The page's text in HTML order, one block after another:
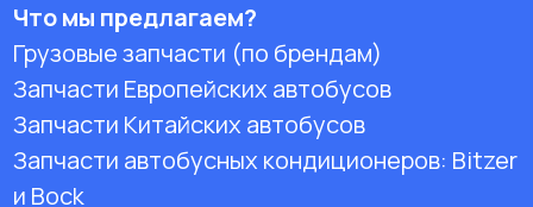
Что мы предлагаем?
Грузовые запчасти (по брендам)
Запчасти Европейских автобусов
Запчасти Китайских автобусов
Запчасти автобусных кондиционеров: Bitzer
и Bock